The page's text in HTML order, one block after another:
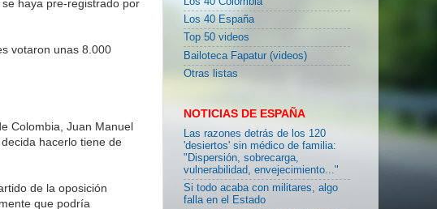
haya pre-registrado por
votaron unas 8.000
Colombia, Juan Manuel
hacerlo tiene de
de la oposición
que podría
Los 40 España
Top 50 videos
Bailoteca Fapatur (videos)
Otras listas
NOTICIAS DE ESPAÑA
Las razones detrás de los 120
'desiertos' sin médico de familia:
"Dispersión, sobrecarga,
vulnerabilidad, envejecimiento..."
Si todo acaba con militares, algo
falla en el Estado